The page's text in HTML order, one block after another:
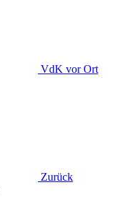
VdK vor Ort
Zurück